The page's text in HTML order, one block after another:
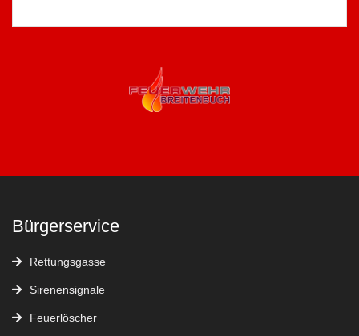
Bürgerservice
Rettungsgasse
Sirenensignale
Feuerlöscher